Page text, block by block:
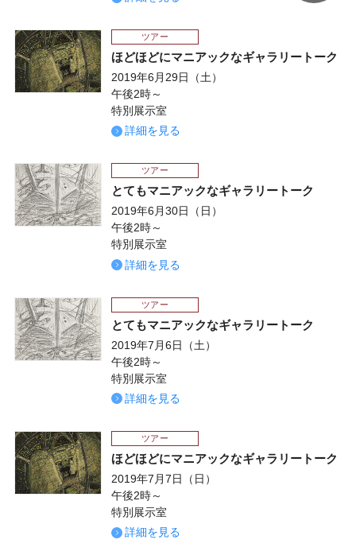
ツアー
ほどほどにマニアックなギャラリートーク
2019年6月29日（土）
午後2時～
特別展示室
詳細を見る
ツアー
とてもマニアックなギャラリートーク
2019年6月30日（日）
午後2時～
特別展示室
詳細を見る
ツアー
とてもマニアックなギャラリートーク
2019年7月6日（土）
午後2時～
特別展示室
詳細を見る
ツアー
ほどほどにマニアックなギャラリートーク
2019年7月7日（日）
午後2時～
特別展示室
詳細を見る